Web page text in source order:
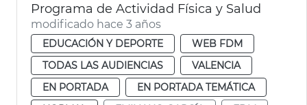
Programa de Actividad Física y Salud
modificado hace 3 años
EDUCACIÓN Y DEPORTE
WEB FDM
TODAS LAS AUDIENCIAS
VALENCIA
EN PORTADA
EN PORTADA TEMÁTICA